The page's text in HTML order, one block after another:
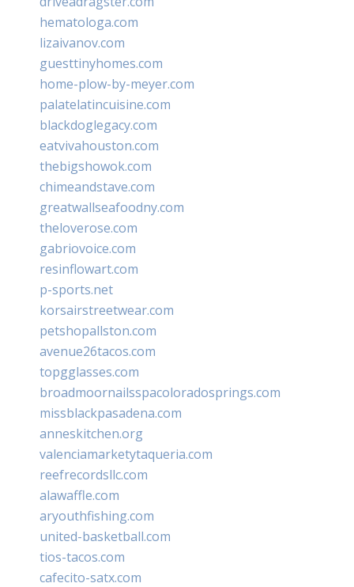
hematologa.com
lizaivanov.com
guesttinyhomes.com
home-plow-by-meyer.com
palatelatincuisine.com
blackdoglegacy.com
eatvivahouston.com
thebigshowok.com
chimeandstave.com
greatwallseafoodny.com
theloverose.com
gabriovoice.com
resinflowart.com
p-sports.net
korsairstreetwear.com
petshopallston.com
avenue26tacos.com
topgglasses.com
broadmoornailsspacoloradosprings.com
missblackpasadena.com
anneskitchen.org
valenciamarketytaqueria.com
reefrecordsllc.com
alawaffle.com
aryouthfishing.com
united-basketball.com
tios-tacos.com
cafecito-satx.com